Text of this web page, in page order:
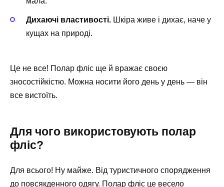
Дихаючі властивості. Шкіра живе і дихає, наче у
кущах на природі.
Це не все! Полар фліс ще й вражає своєю
зносостійкістю. Можна носити його день у день — він
все вистоїть.
Для чого використовують полар
фліс?
Для всього! Ну майже. Від туристичного спорядження
до повсякденного одягу. Полар фліс це весело